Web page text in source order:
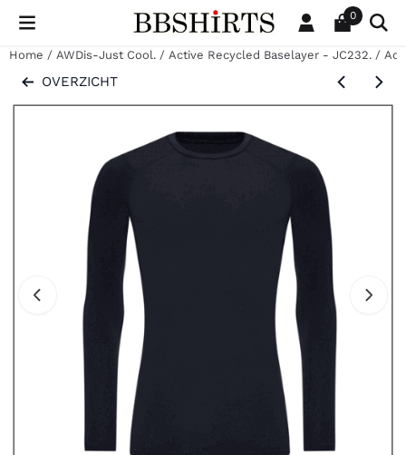
Cookievoorkeuren zijn beschikbaar. Kies instellingen of sta
0
Home / AWDis-Just Cool. / Active Recycled Baselayer - JC232. /
OVERZICHT